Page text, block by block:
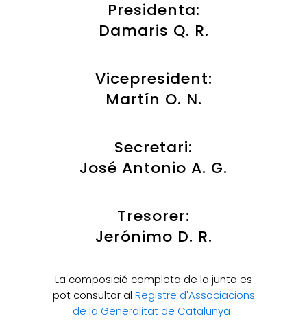
Presidenta:
Damaris Q. R.
Vicepresident:
Martín O. N.
Secretari:
José Antonio A. G.
Tresorer:
Jerónimo D. R.
La composició completa de la junta es
pot consultar al Registre d'Associacions
de la Generalitat de Catalunya .